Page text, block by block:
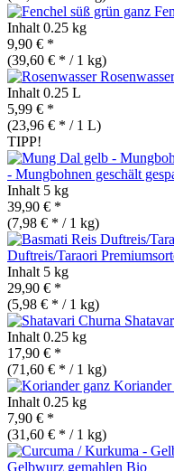
Inhalt 0.25 kg
9,90 € *
(39,60 € * / 1 kg)
Inhalt 0.25 L
5,99 € *
(23,96 € * / 1 L)
TIPP!
- Mungbohnen geschält
Inhalt 5 kg
39,90 € *
(7,98 € * / 1 kg)
Duftreis/Taraori
Inhalt 5 kg
29,90 € *
(5,98 € * / 1 kg)
Inhalt 0.25 kg
17,90 € *
(71,60 € * / 1 kg)
Koriander
Inhalt 0.25 kg
7,90 € *
(31,60 € * / 1 kg)
Gelbwurz gemahlen Bio